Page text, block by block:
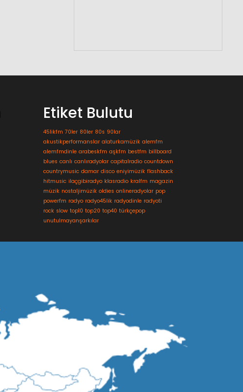
Etiket Bulutu
45likfm 70ler 80ler 80s 90lar
akustikperformanslar alaturkamüzik alemfm
alemfmdinle arabeskfm aşkfm bestfm billboard
blues canlı canlıradyolar capitalradio countdown
countrymusic damar disco eniyimüzik flashback
hitmusic ilaçgibiradyo klasradio kralfm magazin
müzik nostaljimüzik oldies onlineradyolar pop
powerfm radyo radyo45lik radyodinle radyoti
rock slow top10 top20 top40 türkçepop
unutulmayanşarkılar